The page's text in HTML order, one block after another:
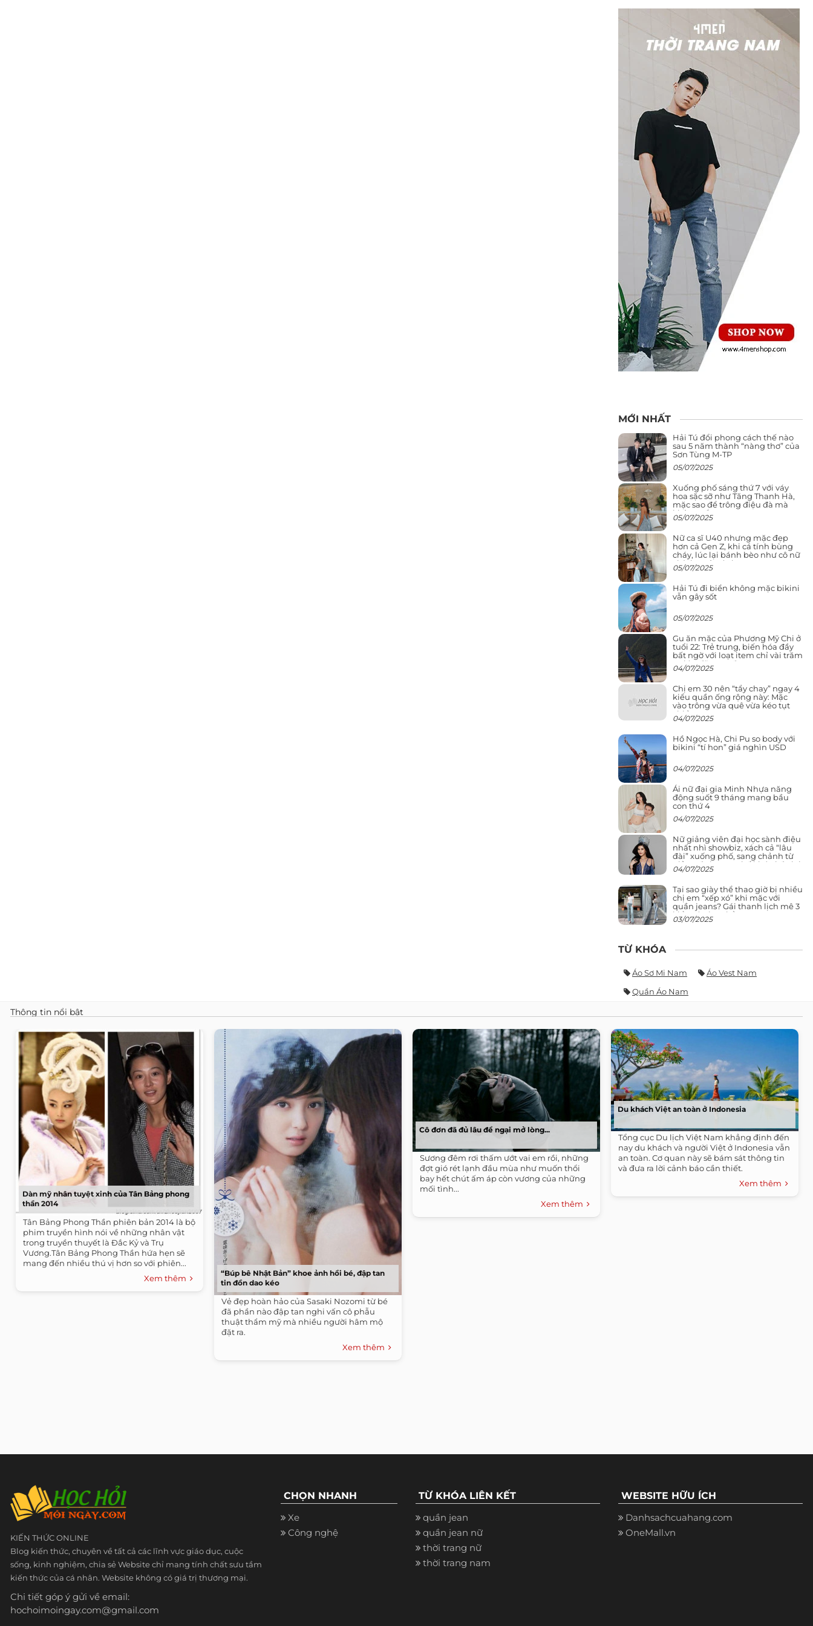
MỚI NHẤT
Hải Tú đổi phong cách thế nào
sau 5 năm thành “nàng thơ” của
Sơn Tùng M-TP
05/07/2025
Xuống phố sáng thứ 7 với váy
hoa sặc sỡ như Tăng Thanh Hà,
mặc sao để trông điệu đà mà
không sến
05/07/2025
Nữ ca sĩ U40 nhưng mặc đẹp
hơn cả Gen Z, khi cá tính bùng
cháy, lúc lại bánh bèo như cô nữ
chính ngôn tình
05/07/2025
Hải Tú đi biển không mặc bikini
vẫn gây sốt
05/07/2025
Gu ăn mặc của Phương Mỹ Chi ở
tuổi 22: Trẻ trung, biến hóa đầy
bất ngờ với loạt item chỉ vài trăm
nghìn đã mua được
04/07/2025
Chị em 30 nên “tẩy chay” ngay 4
kiểu quần ống rộng này: Mặc
vào trông vừa quê vừa kéo tụt
chiều cao
04/07/2025
Hồ Ngọc Hà, Chi Pu so body với
bikini “tí hon” giá nghìn USD
04/07/2025
Ái nữ đại gia Minh Nhựa năng
động suốt 9 tháng mang bầu
con thứ 4
04/07/2025
Nữ giảng viên đại học sành điệu
nhất nhì showbiz, xách cả “lâu
đài” xuống phố, sang chảnh từ
giảng đường ra phố khó ai đọ lại
04/07/2025
Tại sao giày thể thao giờ bị nhiều
chị em “xếp xó” khi mặc với
quần jeans? Gái thanh lịch mê 3
kiểu này hơn hẳn
03/07/2025
TỪ KHÓA
Áo Sơ Mi Nam
Áo Vest Nam
Quần Áo Nam
Thông tin nổi bật
Dàn mỹ nhân tuyệt xinh của Tân Bảng phong
thần 2014
Tân Bảng Phong Thần phiên bản 2014 là bộ
phim truyền hình nói về những nhân vật
trong truyền thuyết là Đắc Kỷ và Trụ
Vương.Tân Bảng Phong Thần hứa hẹn sẽ
mang đến nhiều thú vị hơn so với phiên...
Xem thêm
“Búp bê Nhật Bản” khoe ảnh hồi bé, đập tan
tin đồn dao kéo
Vẻ đẹp hoàn hảo của Sasaki Nozomi từ bé
đã phần nào đập tan nghi vấn cô phẫu
thuật thẩm mỹ mà nhiều người hâm mộ
đặt ra.
Xem thêm
Cô đơn đã đủ lâu để ngại mở lòng...
Sương đêm rơi thấm ướt vai em rồi, những
đợt gió rét lạnh đầu mùa như muốn thổi
bay hết chút ấm áp còn vương của những
mối tình...
Xem thêm
Du khách Việt an toàn ở Indonesia
Tổng cục Du lịch Việt Nam khẳng định đến
nay du khách và người Việt ở Indonesia vẫn
an toàn. Cơ quan này sẽ bám sát thông tin
và đưa ra lời cảnh báo cần thiết.
Xem thêm
KIẾN THỨC ONLINE
Blog kiến thức, chuyên về tất cả các lĩnh vực giáo dục, cuộc
sống, kinh nghiệm, chia sẻ Website chỉ mang tính chất sưu tầm
kiến thức của cá nhân. Website không có giá trị thương mại.
Chi tiết góp ý gửi về email:
hochoimoingay.com@gmail.com
CHỌN NHANH
Xe
Công nghệ
TỪ KHÓA LIÊN KẾT
quần jean
quần jean nữ
thời trang nữ
thời trang nam
WEBSITE HỮU ÍCH
Danhsachcuahang.com
OneMall.vn